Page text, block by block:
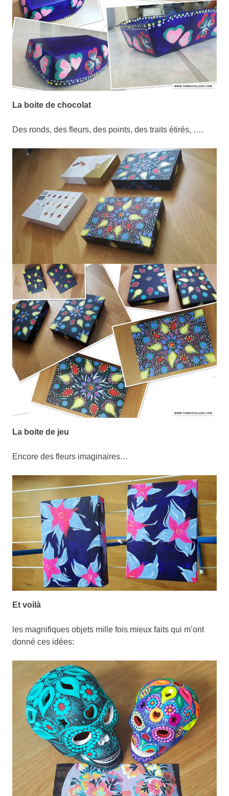
La boite de chocolat
Des ronds, des fleurs, des points, des traits étirés, ….
La boite de jeu
Encore des fleurs imaginaires…
Et voilà
les magnifiques objets mille fois mieux faits qui m’ont
donné ces idées: